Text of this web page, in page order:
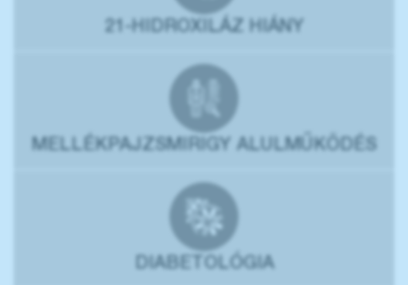
21-HIDROXILÁZ HIÁNY
MELLÉKPAJZSMIRIGY ALULMŰKÖDÉS
DIABETOLÓGIA